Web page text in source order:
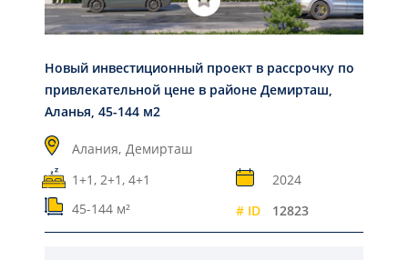
Новый инвестиционный проект в рассрочку по
привлекательной цене в районе Демирташ,
Аланья, 45-144 м2
Алания, Демирташ
1+1, 2+1, 4+1
2024
45-144 м²
# ID 12823